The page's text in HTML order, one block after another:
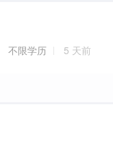
不限学历 5 天前